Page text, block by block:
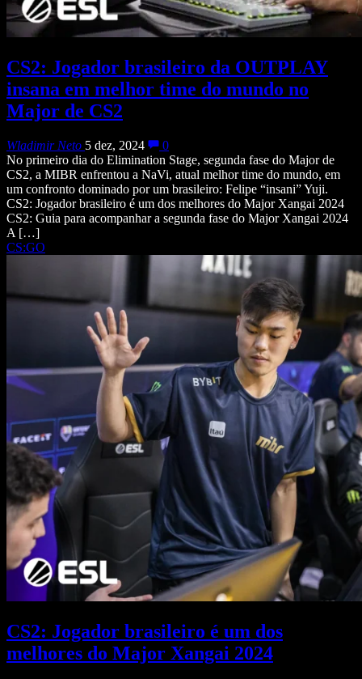
CS2: Jogador brasileiro da OUTPLAY
insana em melhor time do mundo no
Major de CS2
Wladimir Neto 5 dez, 2024
0
No primeiro dia do Elimination Stage, segunda fase do Major de
CS2, a MIBR enfrentou a NaVi, atual melhor time do mundo, em
um confronto dominado por um brasileiro: Felipe “insani” Yuji.
CS2: Jogador brasileiro é um dos melhores do Major Xangai 2024
CS2: Guia para acompanhar a segunda fase do Major Xangai 2024
A […]
CS:GO
CS2: Jogador brasileiro é um dos
melhores do Major Xangai 2024